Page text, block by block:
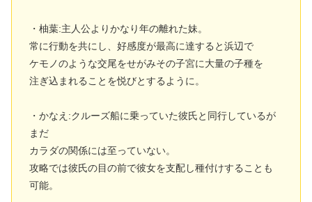
・柚葉:主人公よりかなり年の離れた妹。
常に行動を共にし、好感度が最高に達すると浜辺で
ケモノのような交尾をせがみその子宮に大量の子種を
注ぎ込まれることを悦びとするように。
・かなえ:クルーズ船に乗っていた彼氏と同行しているが
まだ
カラダの関係には至っていない。
攻略では彼氏の目の前で彼女を支配し種付けすることも
可能。